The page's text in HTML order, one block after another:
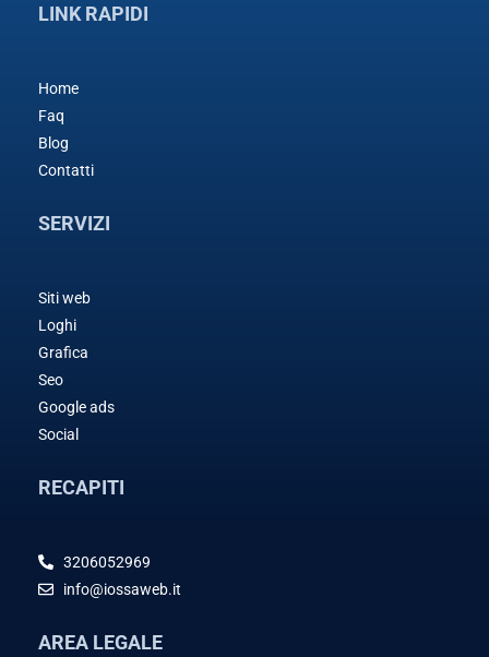
LINK RAPIDI
Home
Faq
Blog
Contatti
SERVIZI
Siti web
Loghi
Grafica
Seo
Google ads
Social
RECAPITI
3206052969
info@iossaweb.it
AREA LEGALE